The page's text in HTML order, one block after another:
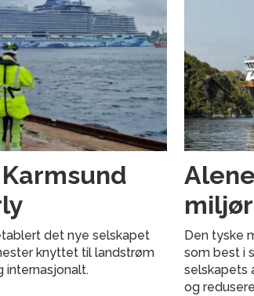
det nye selskapet
knyttet til landstrøm
internasjonalt.
Den tyske
som best i
selskapets
og